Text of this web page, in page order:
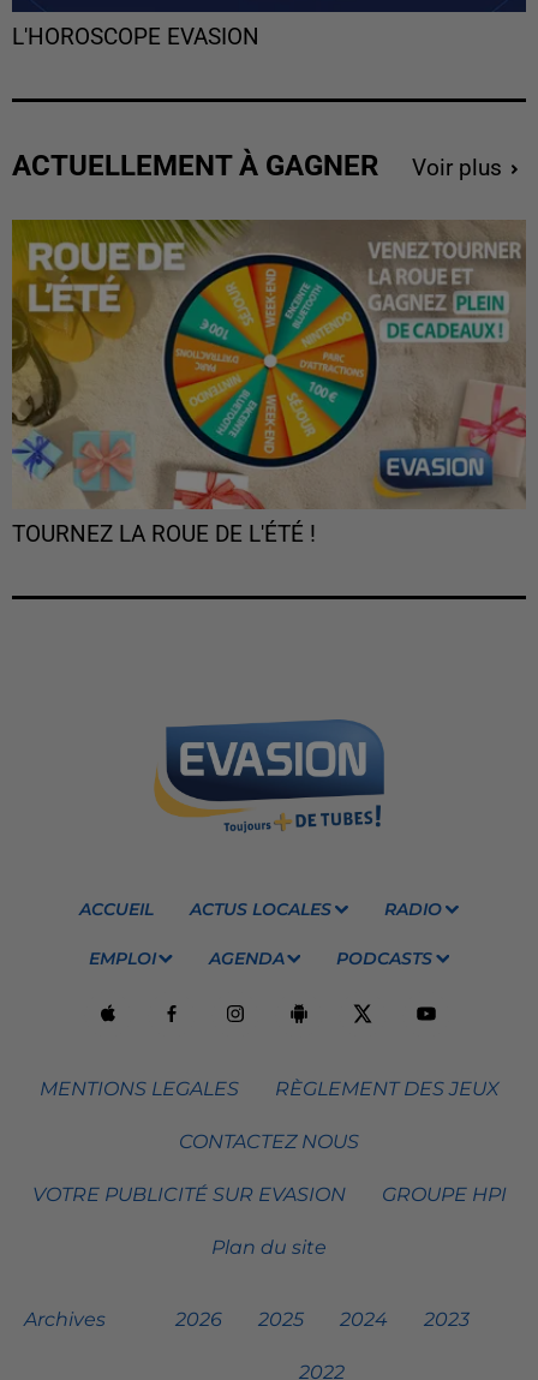
L'HOROSCOPE EVASION
ACTUELLEMENT À GAGNER Voir plus
TOURNEZ LA ROUE DE L'ÉTÉ !
ACCUEIL ACTUS LOCALES RADIO
EMPLOI AGENDA PODCASTS
MENTIONS LEGALES RÈGLEMENT DES JEUX
CONTACTEZ NOUS
VOTRE PUBLICITÉ SUR EVASION GROUPE HPI
Plan du site
Archives 2026 2025 2024 2023
2022